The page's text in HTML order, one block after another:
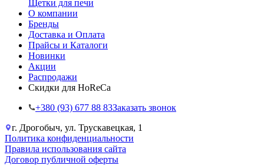
Щетки для печи
О компании
Бренды
Доставка и Оплата
Прайсы и Каталоги
Новинки
Акции
Распродажи
Скидки для HoReCa
+38‎0 (93) 677 88 83Заказать звонок
г. Дрогобыч, ул. Трускавецкая, 1
Политика конфиденциальности
Правила использования сайта
Договор публичной оферты